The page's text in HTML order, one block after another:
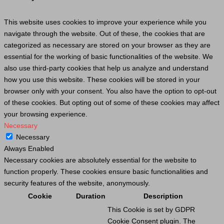
This website uses cookies to improve your experience while you
navigate through the website. Out of these, the cookies that are
categorized as necessary are stored on your browser as they are
essential for the working of basic functionalities of the website. We
also use third-party cookies that help us analyze and understand
how you use this website. These cookies will be stored in your
browser only with your consent. You also have the option to opt-out
of these cookies. But opting out of some of these cookies may affect
your browsing experience.
Necessary
Necessary
Always Enabled
Necessary cookies are absolutely essential for the website to
function properly. These cookies ensure basic functionalities and
security features of the website, anonymously.
Cookie
Duration Description
This Cookie is set by GDPR
Cookie Consent plugin. The